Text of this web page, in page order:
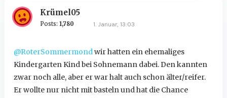
Krümel05
Posts: 1,780 1. Januar, 13:03
@RoterSommermondwir hatten ein ehemaliges
Kindergarten Kind bei Sohnemann dabei. Den kannten
zwar noch alle, aber er war halt auch schon älter/reifer.
Er wollte nur nicht mit basteln und hat die Chance